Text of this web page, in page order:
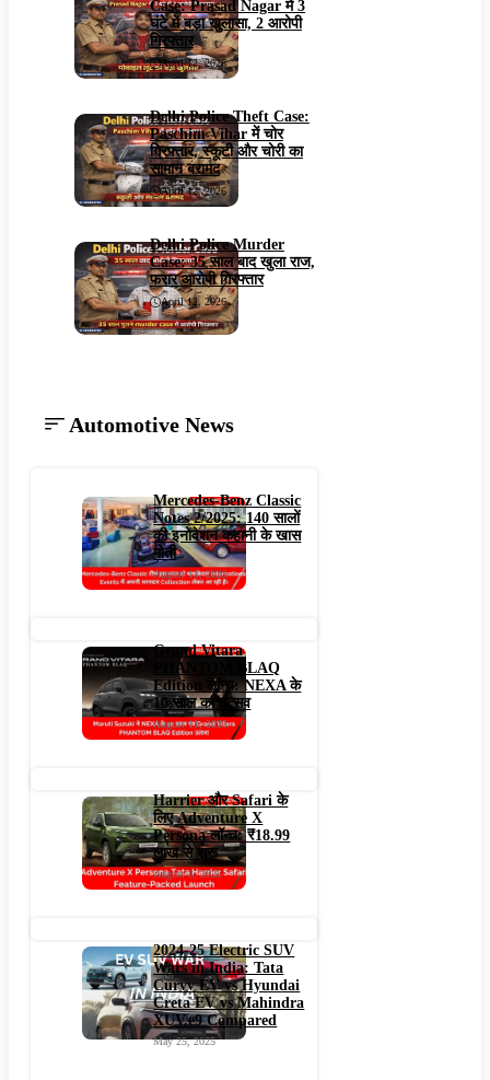
Case: Prasad Nagar में 3
घंटे में बड़ा खुलासा, 2 आरोपी
गिरफ्तार
April 12, 2026
Delhi Police Theft Case:
Paschim Vihar में चोर
गिरफ्तार, स्कूटी और चोरी का
सामान बरामद
April 12, 2026
Delhi Police Murder
Case: 35 साल बाद खुला राज,
फरार आरोपी गिरफ्तार
April 12, 2026
Automotive News
Mercedes-Benz Classic
Notes 2/2025: 140 सालों
की इनोवेशन कहानी के खास
मोती
August 11, 2025
Grand Vitara
PHANTOM BLAQ
Edition लॉन्च: NEXA के
10 साल का उत्सव
August 11, 2025
Harrier और Safari के
लिए Adventure X
Persona लॉन्च: ₹18.99
लाख से शुरू
August 8, 2025
2024-25 Electric SUV
Wars in India: Tata
Curvv EV vs Hyundai
Creta EV vs Mahindra
XUV.e9 Compared
May 25, 2025